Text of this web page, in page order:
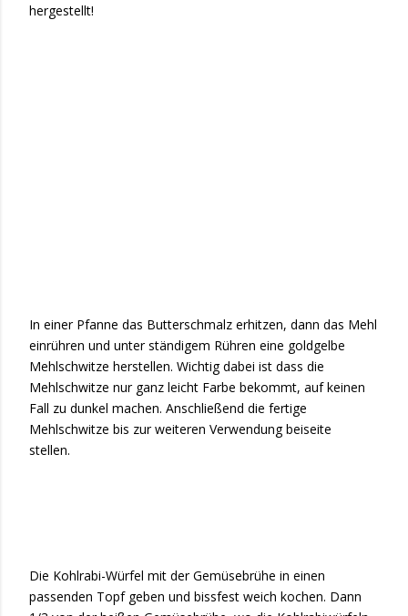
hergestellt!
In einer Pfanne das Butterschmalz erhitzen, dann das Mehl
einrühren und unter ständigem Rühren eine goldgelbe
Mehlschwitze herstellen. Wichtig dabei ist dass die
Mehlschwitze nur ganz leicht Farbe bekommt, auf keinen
Fall zu dunkel machen. Anschließend die fertige
Mehlschwitze bis zur weiteren Verwendung beiseite
stellen.
Die Kohlrabi-Würfel mit der Gemüsebrühe in einen
passenden Topf geben und bissfest weich kochen. Dann